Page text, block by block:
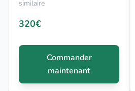
similaire
320€
Commander
maintenant